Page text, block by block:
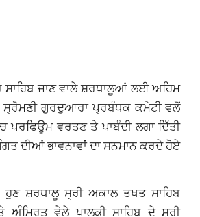
ਸਾਹਿਬ ਜਾਣ ਵਾਲੇ ਸ਼ਰਧਾਲੂਆਂ ਲਈ ਅਹਿਮ
ਗੁਰਦੁਆਰਾ ਪ੍ਰਬੰਧਕ ਕਮੇਟੀ ਵਲੋਂ
ਪਰਫਿਊਮ ਵਰਤਣ ਤੇ ਪਾਬੰਦੀ ਲਗਾ ਦਿੱਤੀ
ਦੀਆਂ ਭਾਵਨਾਵਾਂ ਦਾ ਸਨਮਾਨ ਕਰਦੇ ਹੋਏ
ਹੁਣ ਸ਼ਰਧਾਲੂ ਸ੍ਰੀ ਅਕਾਲ ਤਖਤ ਸਾਹਿਬ
ਵੇਲੇ ਪਾਲਕੀ ਸਾਹਿਬ ਦੇ ਸ੍ਰੀ